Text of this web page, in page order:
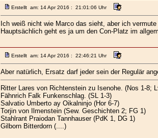
Erstellt am: 14 Apr 2016 : 21:01:06 Uhr
Ich weiß nicht wie Marco das sieht, aber ich
Hauptsächlich geht es ja um den Con-Platz im
Erstellt am: 14 Apr 2016 : 22:46:21 Uhr
Aber natürlich, Ersatz darf jeder sein der Regulär
Ritter Lares von Richtenstein zu Isenohe. (Nos 1-8;
Fähnrich Falk Funkenschlag. (SL 1-3)
Salvatio Umberto ay Oikalninjo (Hor 6-7)
Torjin von Ilmenstein (Sew. Geschichten 2; FG 1)
Stahlrant Praiodan Tannhauser (PdK 1, DG 1)
Gilborn Bitterdorn (....)